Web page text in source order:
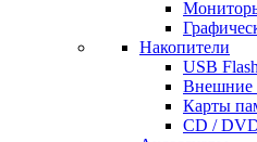
Накопители
USB
Внешние
Карты
CD /